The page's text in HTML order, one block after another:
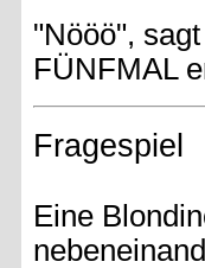
"Nööö",
FÜNFMAL
Fragespiel
Eine